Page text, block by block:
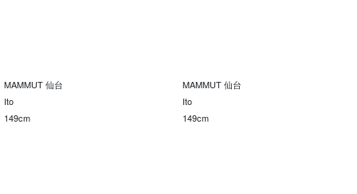
MAMMUT 仙台
Ito
149cm
MAMMUT 仙台
Ito
149cm